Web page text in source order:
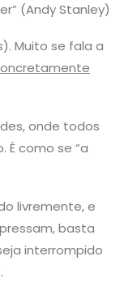
(Andy Stanley)
Muito se fala a
onde todos
como se “a
livremente, e
basta
interrompido